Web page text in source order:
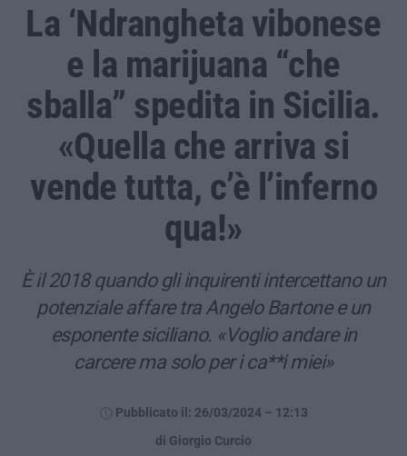
La ‘Ndrangheta vibonese
e la marijuana “che
sballa” spedita in Sicilia.
«Quella che arriva si
vende tutta, c’è l’inferno
qua!»
È il 2018 quando gli inquirenti intercettano un
potenziale affare tra Angelo Bartone e un
esponente siciliano. «Voglio andare in
carcere ma solo per i ca**i miei»
Pubblicato il: 26/03/2024 – 12:13
di Giorgio Curcio